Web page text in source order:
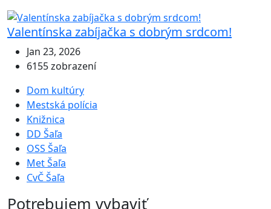
Valentínska zabíjačka s dobrým srdcom!
Jan 23, 2026
6155 zobrazení
Dom kultúry
Mestská polícia
Knižnica
DD Šaľa
OSS Šaľa
Met Šaľa
CvČ Šaľa
Potrebujem vybaviť